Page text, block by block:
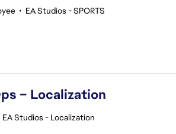
• EA Studios - SPORTS
– Localization
EA Studios - Localization